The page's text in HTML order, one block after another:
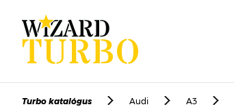
Turbo katalógus Audi A3